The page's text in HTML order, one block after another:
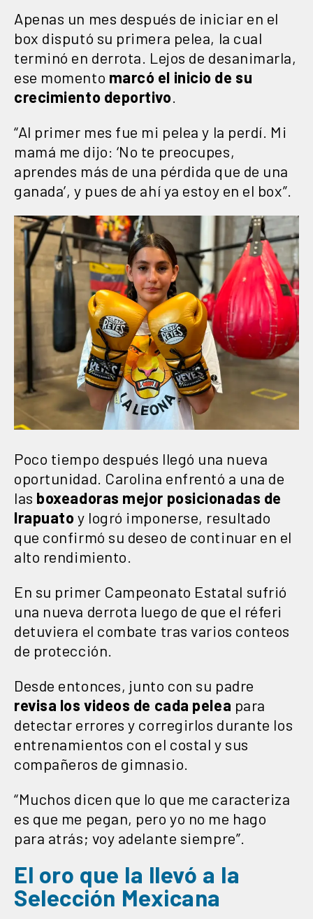
Apenas un mes después de iniciar en el
box disputó su primera pelea, la cual
terminó en derrota. Lejos de desanimarla,
ese momento marcó el inicio de su
crecimiento deportivo
“Al primer mes fue mi pelea y la perdí. Mi
mamá me dijo: ‘No te preocupes,
aprendes más de una pérdida que de una
ganada’, y pues de ahí ya estoy en el box”.
Poco tiempo después llegó una nueva
oportunidad. Carolina enfrentó a una de
las boxeadoras mejor posicionadas de
Irapuato y logró imponerse, resultado
que confirmó su deseo de continuar en el
alto rendimiento.
En su primer Campeonato Estatal sufrió
una nueva derrota luego de que el réferi
detuviera el combate tras varios conteos
de protección.
Desde entonces, junto con su padre
revisa los videos de cada pelea para
detectar errores y corregirlos durante los
entrenamientos con el costal y sus
compañeros de gimnasio.
“Muchos dicen que lo que me caracteriza
es que me pegan, pero yo no me hago
para atrás; voy adelante siempre”.
El oro que la llevó a la
Selección Mexicana